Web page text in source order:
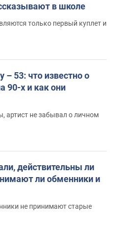
в школе
только первый куплет и
53: что известно о
90-х и как они
артист не забывал о личном
действительны ли
ли обменники и
не принимают старые